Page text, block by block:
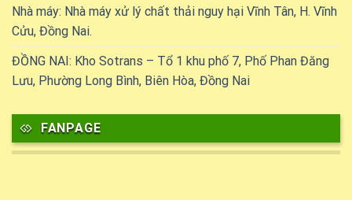
Nhà máy: Nhà máy xử lý chất thải nguy hại Vĩnh Tân, H. Vĩnh
Cửu, Đồng Nai.
ĐỒNG NAI: Kho Sotrans – Tổ 1 khu phố 7, Phố Phan Đăng
Lưu, Phường Long Bình, Biên Hòa, Đồng Nai
FANPAGE